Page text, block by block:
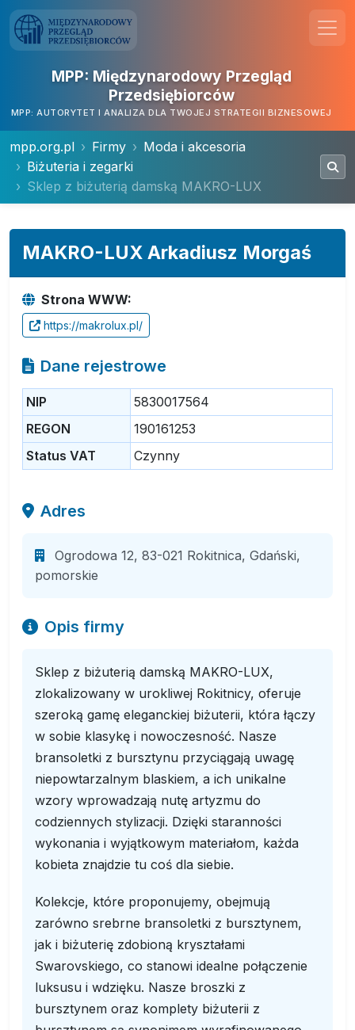
MPP: Międzynarodowy Przegląd
Przedsiębiorców
MPP: AUTORYTET I ANALIZA DLA TWOJEJ STRATEGII BIZNESOWEJ
mpp.org.pl Firmy
Moda i akcesoria
Biżuteria i zegarki
Sklep z biżuterią damską MAKRO-LUX
MAKRO-LUX Arkadiusz Morgaś
Strona WWW:
https://makrolux.pl/
Dane rejestrowe
NIP
5830017564
REGON
190161253
Status VAT
Czynny
Adres
Ogrodowa 12, 83-021 Rokitnica, Gdański,
pomorskie
Opis firmy
Sklep z biżuterią damską MAKRO-LUX,
zlokalizowany w urokliwej Rokitnicy, oferuje
szeroką gamę eleganckiej biżuterii, która łączy
w sobie klasykę i nowoczesność. Nasze
bransoletki z bursztynu przyciągają uwagę
niepowtarzalnym blaskiem, a ich unikalne
wzory wprowadzają nutę artyzmu do
codziennych stylizacji. Dzięki staranności
wykonania i wyjątkowym materiałom, każda
kobieta znajdzie tu coś dla siebie.
Kolekcje, które proponujemy, obejmują
zarówno srebrne bransoletki z bursztynem,
jak i biżuterię zdobioną kryształami
Swarovskiego, co stanowi idealne połączenie
luksusu i wdzięku. Nasze broszki z
bursztynem oraz komplety biżuterii z